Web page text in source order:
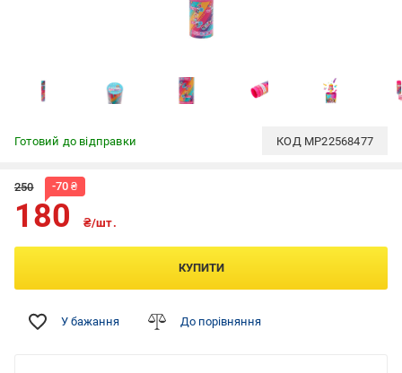
Готовий до відправки КОД MP22568477
250 -70 ₴
180 ₴/шт.
КУПИТИ
У бажання До порівняння